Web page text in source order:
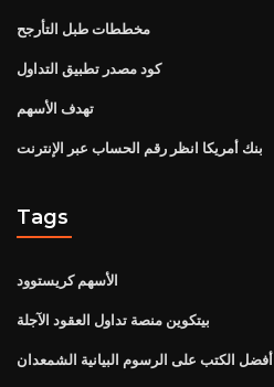
مخططات طبل التأرجح
كود مصدر تطبيق التداول
تهدف الأسهم
بنك أمريكا انظر رقم الحساب عبر الإنترنت
Tags
الأسهم كريستوود
بيتكوين منصة تداول العقود الآجلة
أفضل الكتب على الرسوم البيانية الشمعدان